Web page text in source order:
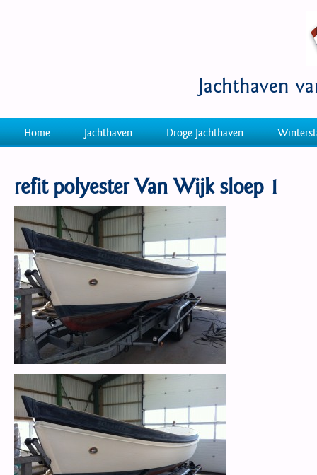
Jachthaven
Home Jachthaven Droge Jachthaven
refit polyester Van Wijk sloep 1